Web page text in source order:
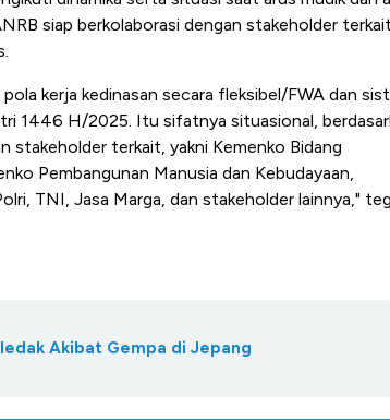
siap berkolaborasi dengan stakeholder terkait
kerja kedinasan secara fleksibel/FWA dan
1446 H/2025. Itu sifatnya situasional,
stakeholder terkait, yakni Kemenko Bidang
Pembangunan Manusia dan Kebudayaan,
TNI, Jasa Marga, dan stakeholder lainnya,"
Akibat Gempa di Jepang
ACDaftar Sungai Terpanjang di Dunia,